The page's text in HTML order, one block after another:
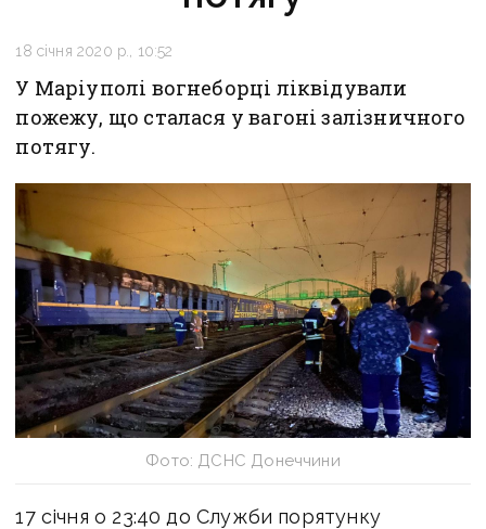
18 січня 2020 р., 10:52
У Маріуполі вогнеборці ліквідували
пожежу, що сталася у вагоні залізничного
потягу.
Фото: ДСНС Донеччини
17 січня о 23:40 до Служби порятунку